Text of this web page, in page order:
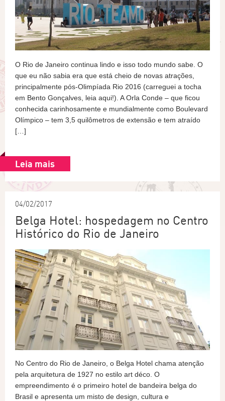
O Rio de Janeiro continua lindo e isso todo mundo sabe. O
que eu não sabia era que está cheio de novas atrações,
principalmente pós-Olimpíada Rio 2016 (carreguei a tocha
em Bento Gonçalves, leia aqui!). A Orla Conde – que ficou
conhecida carinhosamente e mundialmente como Boulevard
Olímpico – tem 3,5 quilômetros de extensão e tem atraído
[…]
Leia mais
04/02/2017
Belga Hotel: hospedagem no Centro
Histórico do Rio de Janeiro
No Centro do Rio de Janeiro, o Belga Hotel chama atenção
pela arquitetura de 1927 no estilo art déco. O
empreendimento é o primeiro hotel de bandeira belga do
Brasil e apresenta um misto de design, cultura e